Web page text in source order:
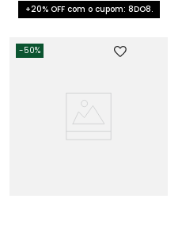
+20% OFF com o cupom: 8DO8.
-50%